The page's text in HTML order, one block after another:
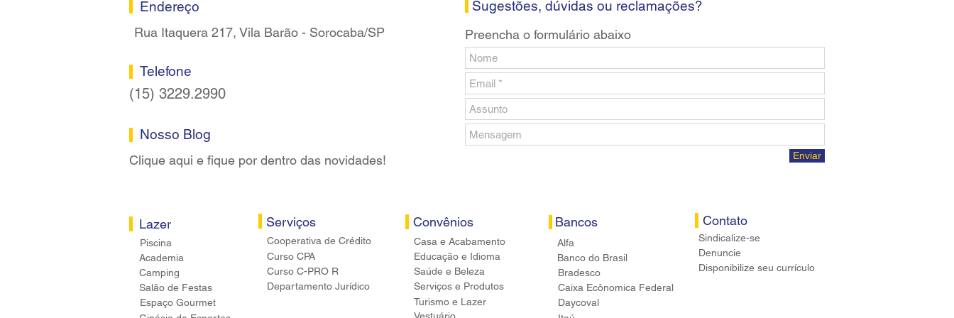
Endereço
Rua Itaquera 217, Vila Barão - Sorocaba/SP
Telefone
(15) 3229.2990
Nosso Blog
Clique aqui e fique por dentro das novidades!
Lazer
Piscina
Academia
Camping
Salão de Festas
Espaço Gourmet
Serviços
Cooperativa de Crédito
Curso CPA
Curso C-PRO R
Departamento Jurídico
Sugestões, dúvidas ou reclamações?
Preencha o formulário abaixo
Enviar
Convênios
Casa e Acabamento
Educação e Idioma
Saúde e Beleza
Serviços e Produtos
Turismo e Lazer
Bancos
Alfa
Banco do Brasil
Bradesco
Caixa Ecônomica Federal
Daycoval
Contato
Sindicalize-se
Denuncie
Disponibilize seu currículo